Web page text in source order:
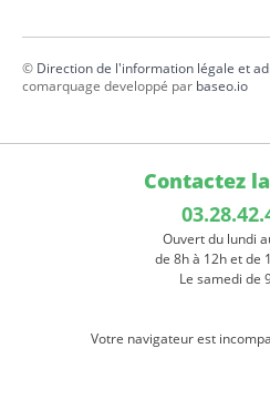
© Direction de l'information légale et
comarquage developpé par baseo.io
Contactez
Ouvert du lundi
de 8h à 12h et de
Le samedi de
Votre navigateur est